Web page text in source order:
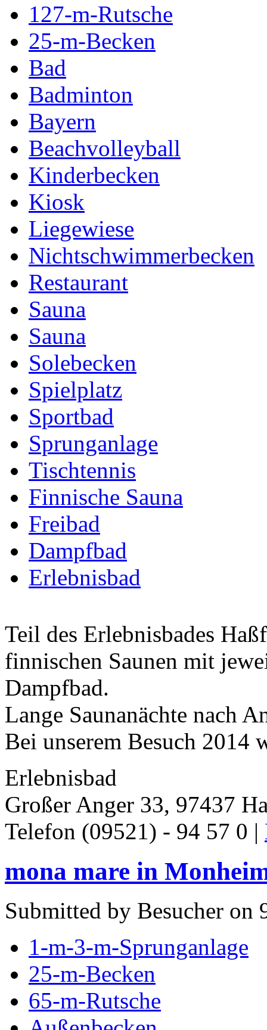
127-m-Rutsche
25-m-Becken
Bad
Badminton
Bayern
Beachvolleyball
Kinderbecken
Kiosk
Liegewiese
Nichtschwimmerbecken
Restaurant
Sauna
Sauna
Solebecken
Spielplatz
Sportbad
Sprunganlage
Tischtennis
Finnische Sauna
Freibad
Dampfbad
Erlebnisbad
Teil des Erlebnisbades
finnischen Saunen mit
Dampfbad.
Lange Saunanächte nach
Bei unserem Besuch 2014
Erlebnisbad
Großer Anger 33, 97437
Telefon (09521) - 94 57 0 |
mona mare in
Submitted by Besucher on
1-m-3-m-Sprunganlage
25-m-Becken
65-m-Rutsche